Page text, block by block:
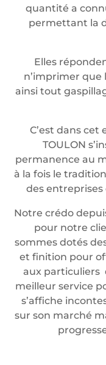
quantité a
permettant la
Elles
n’imprimer que
ainsi tout
C’est dans cet
TOULON
permanence au
à la fois le
des entreprises
Notre crédo
pour notre
sommes dotés
et finition pour
aux particuliers
meilleur service
s’affiche
sur son marché